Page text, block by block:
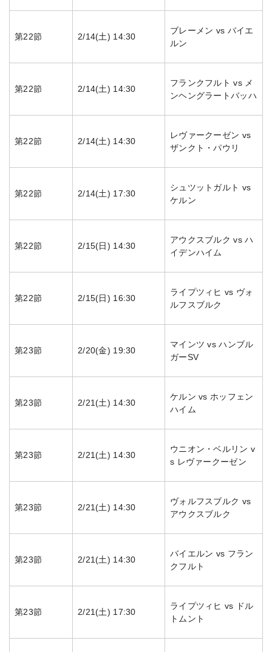
第22節 2/14(土) 14:30
ブレーメン vs バイエ
ルン
第22節 2/14(土) 14:30
フランクフルト vs メ
ンヘングラートバッハ
第22節 2/14(土) 14:30
レヴァークーゼン vs
ザンクト・パウリ
第22節 2/14(土) 17:30
シュツットガルト vs
ケルン
第22節 2/15(日) 14:30
アウクスブルク vs ハ
イデンハイム
第22節 2/15(日) 16:30
ライプツィヒ vs ヴォ
ルフスブルク
第23節 2/20(金) 19:30
マインツ vs ハンブル
ガーSV
第23節 2/21(土) 14:30
ケルン vs ホッフェン
ハイム
第23節 2/21(土) 14:30
ウニオン・ベルリン v
s レヴァークーゼン
第23節 2/21(土) 14:30
ヴォルフスブルク vs
アウクスブルク
第23節 2/21(土) 14:30
バイエルン vs フラン
クフルト
第23節 2/21(土) 17:30
ライプツィヒ vs ドル
トムント